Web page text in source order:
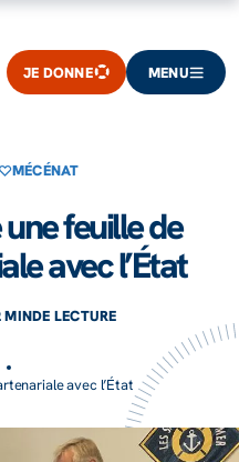
JE DONNE MENU
MÉCÉNAT
feuille de
avec l’État
MINDE LECTURE
avec l’État